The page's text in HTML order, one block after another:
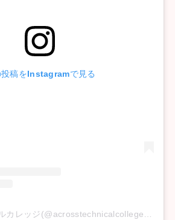
投稿をInstagramで見る
アクロス テクニカルカレッジ(@acrosstechnicalcollege)がシェアした投稿